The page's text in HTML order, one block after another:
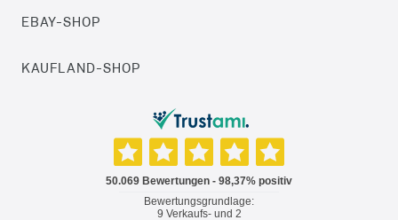
EBAY-SHOP
KAUFLAND-SHOP